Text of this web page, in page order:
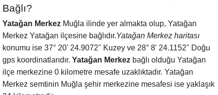
Bağlı?
Yatağan Merkez Muğla ilinde yer almakta olup, Yatağan
Merkez Yatağan ilçesine bağlıdır.Yatağan Merkez haritası
konumu ise 37° 20' 24.9072'' Kuzey ve 28° 8' 24.1152'' Doğu
gps koordinatlarıdır. Yatağan Merkez bağlı olduğu Yatağan
ilçe merkezine 0 kilometre mesafe uzaklıktadır. Yatağan
Merkez semtinin Muğla şehir merkezine mesafesi ise yaklaşık